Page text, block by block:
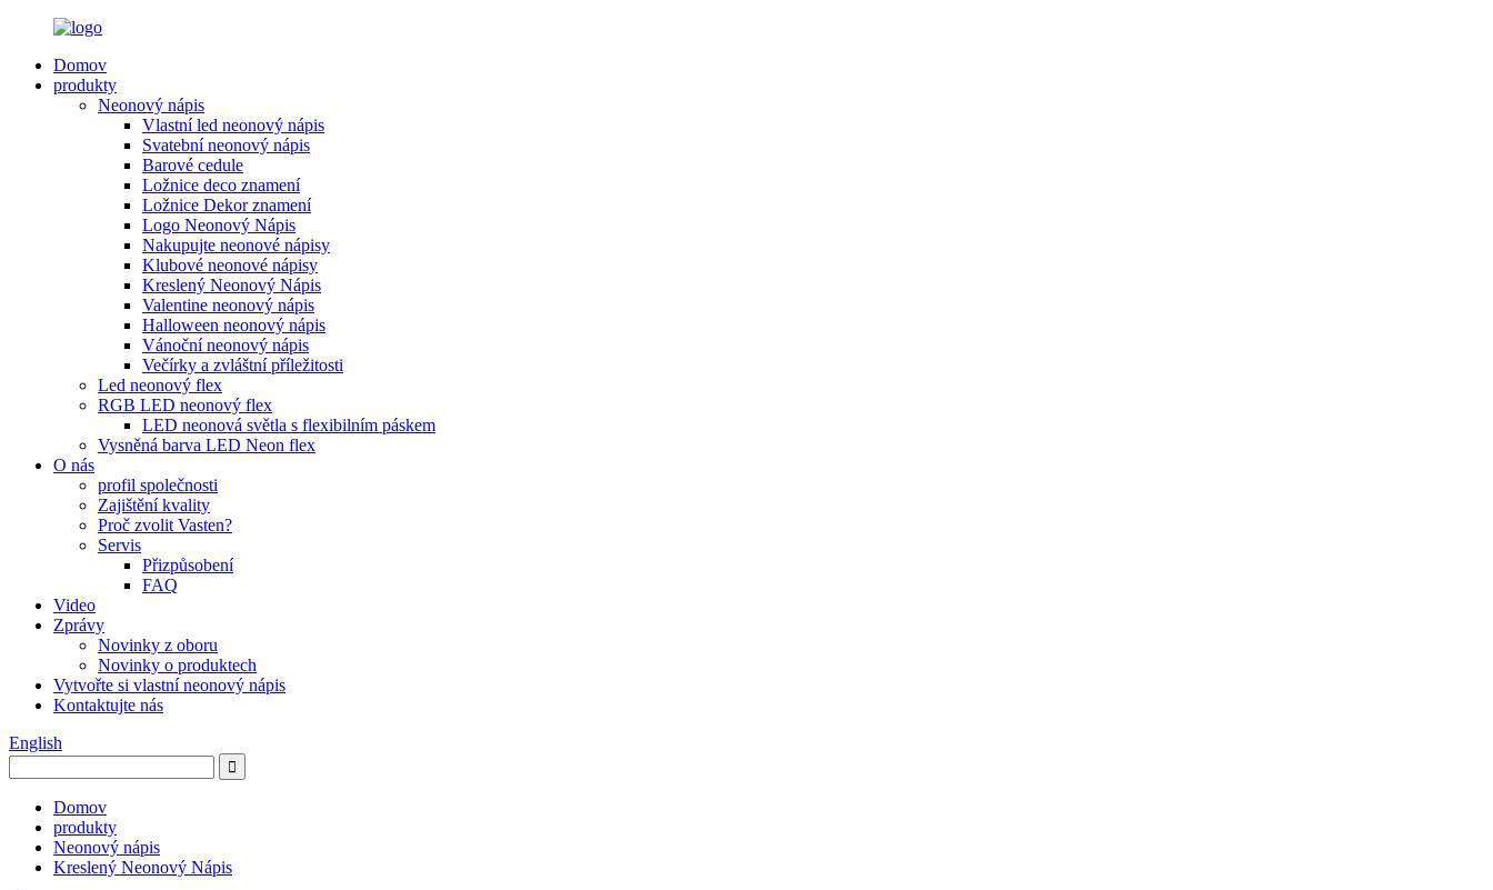
Domov
produkty
Neonový nápis
Vlastní led neonový nápis
Svatební neonový nápis
Barové cedule
Ložnice deco znamení
Ložnice Dekor znamení
Logo Neonový Nápis
Nakupujte neonové nápisy
Klubové neonové nápisy
Kreslený Neonový Nápis
Valentine neonový nápis
Halloween neonový nápis
Vánoční neonový nápis
Večírky a zvláštní příležitosti
Led neonový flex
RGB LED neonový flex
LED neonová světla s flexibilním páskem
Vysněná barva LED Neon flex
O nás
profil společnosti
Zajištění kvality
Proč zvolit Vasten?
Servis
Přizpůsobení
FAQ
Video
Zprávy
Novinky z oboru
Novinky o produktech
Vytvořte si vlastní neonový nápis
Kontaktujte nás
English
Domov
produkty
Neonový nápis
Kreslený Neonový Nápis